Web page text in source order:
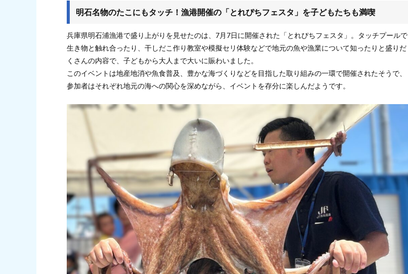
明石名物のたこにもタッチ！漁港開催の「とれぴちフェスタ」を子どもたちも満喫
兵庫県明石浦漁港で盛り上がりを見せたのは、7月7日に開催された「とれぴちフェスタ」。タッチプールで
生き物と触れ合ったり、干しだこ作り教室や模擬セリ体験などで地元の魚や漁業について知ったりと盛りだ
くさんの内容で、子どもから大人まで大いに賑わいました。
このイベントは地産地消や魚食普及、豊かな海づくりなどを目指した取り組みの一環で開催されたそうで、
参加者はそれぞれ地元の海への関心を深めながら、イベントを存分に楽しんだようです。